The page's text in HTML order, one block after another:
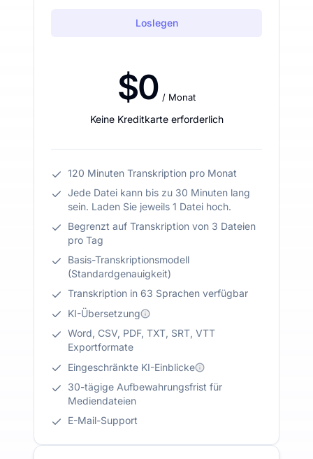
Loslegen
$0 / Monat
Keine Kreditkarte erforderlich
120 Minuten Transkription pro Monat
Jede Datei kann bis zu 30 Minuten lang
sein. Laden Sie jeweils 1 Datei hoch.
Begrenzt auf Transkription von 3 Dateien
pro Tag
Basis-Transkriptionsmodell
(Standardgenauigkeit)
Transkription in 63 Sprachen verfügbar
KI-Übersetzung
Word, CSV, PDF, TXT, SRT, VTT
Exportformate
Eingeschränkte KI-Einblicke
30-tägige Aufbewahrungsfrist für
Mediendateien
E-Mail-Support